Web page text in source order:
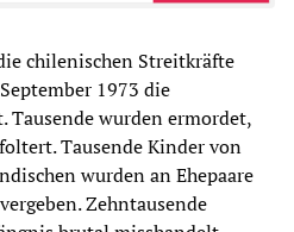
chilenischen Streitkräfte
1973 die
Tausende wurden ermordet,
Tausende Kinder von
wurden an Ehepaare
Zehntausende